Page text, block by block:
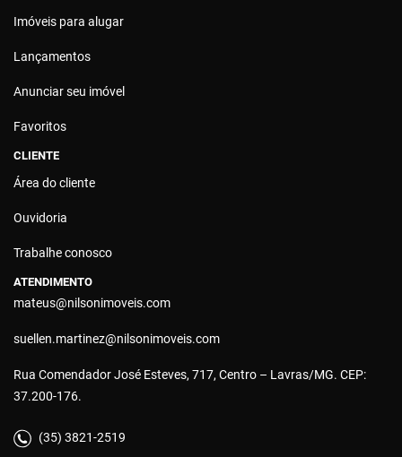
Imóveis para alugar
Lançamentos
Anunciar seu imóvel
Favoritos
CLIENTE
Área do cliente
Ouvidoria
Trabalhe conosco
ATENDIMENTO
mateus@nilsonimoveis.com
suellen.martinez@nilsonimoveis.com
Rua Comendador José Esteves, 717, Centro – Lavras/MG. CEP:
37.200-176.
(35) 3821-2519